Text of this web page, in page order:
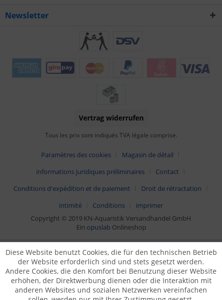
Newsletter
Vertrag widerrufen
Tous les prix sont indiqués TVA légale comprise.
Paramètres des cookies
Magasin de détail
informations juridiques préliminaires
Contact
Conditions d'expédition et de paiement
Droit de rétractation
intimité
Conditions
imprimer
Copyright © 2019 KN-Aquaristik Versandhandel GmbH
Ein opuslab Onlineshop
Diese Website benutzt Cookies, die für den technischen Betrieb
der Website erforderlich sind und stets gesetzt werden.
Andere Cookies, die den Komfort bei Benutzung dieser Website
erhöhen, der Direktwerbung dienen oder die Interaktion mit
anderen Websites und sozialen Netzwerken vereinfachen